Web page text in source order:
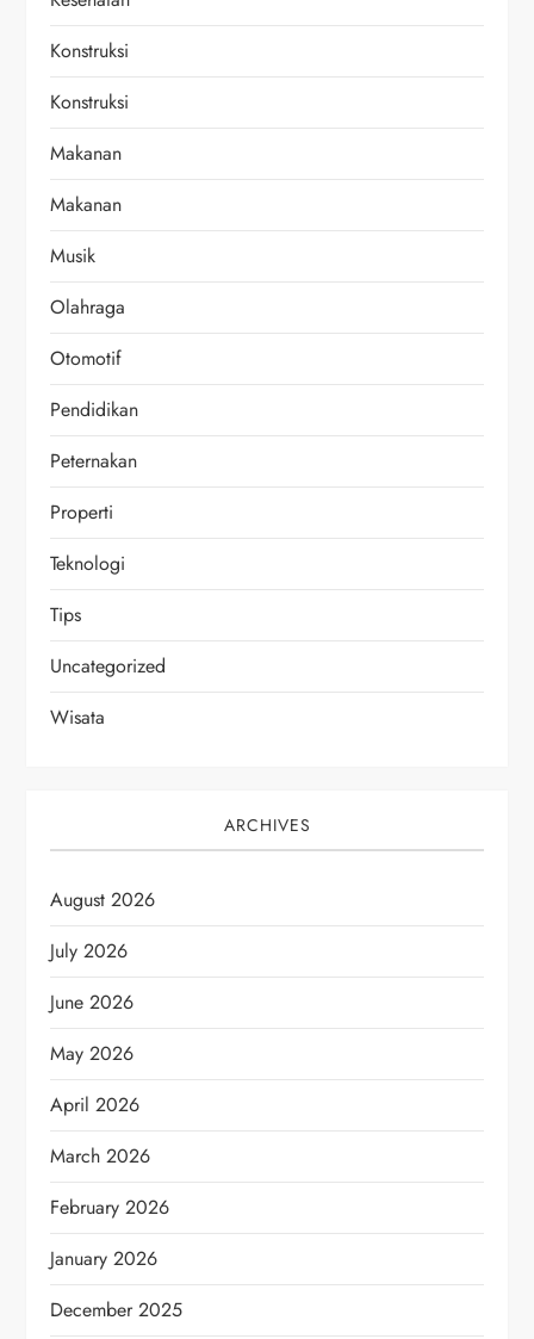
Konstruksi
Konstruksi
Makanan
Makanan
Musik
Olahraga
Otomotif
Pendidikan
Peternakan
Properti
Teknologi
Tips
Uncategorized
Wisata
ARCHIVES
August 2026
July 2026
June 2026
May 2026
April 2026
March 2026
February 2026
January 2026
December 2025